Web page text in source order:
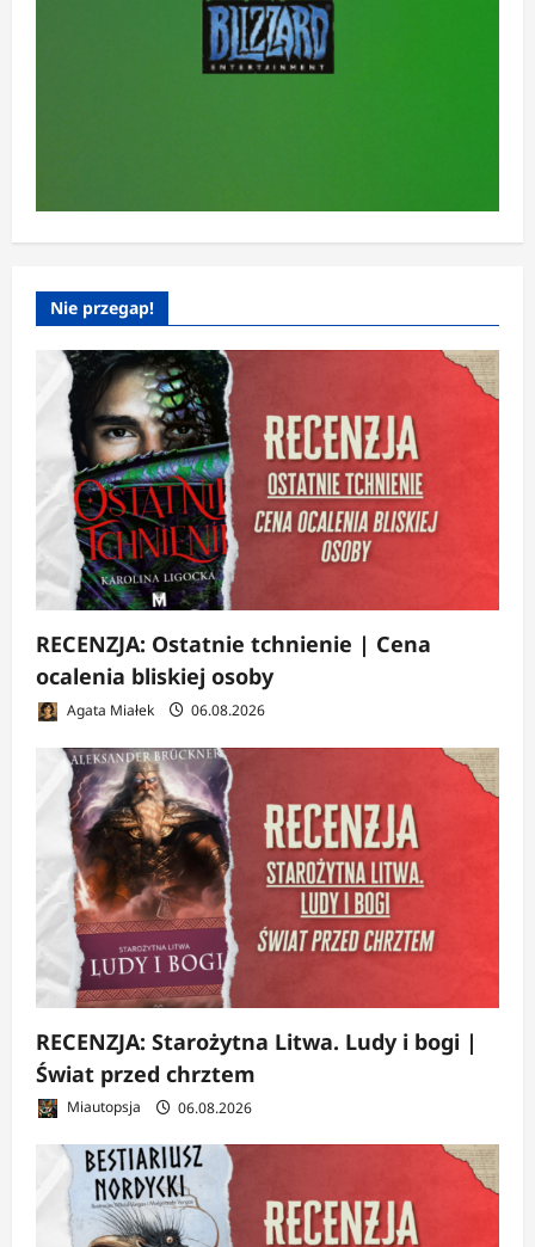
Nie przegap!
RECENZJA: Ostatnie tchnienie | Cena
ocalenia bliskiej osoby
Agata Miałek 06.08.2026
RECENZJA: Starożytna Litwa. Ludy i bogi |
Świat przed chrztem
Miautopsja 06.08.2026